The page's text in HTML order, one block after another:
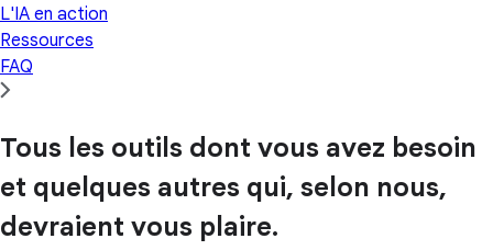
L'IA en action
Ressources
FAQ
Tous les outils dont vous avez besoin
et quelques autres qui, selon nous,
devraient vous plaire.